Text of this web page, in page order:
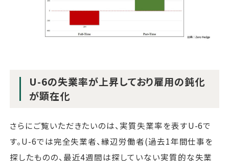
U-6の失業率が上昇しており雇用の鈍化
が顕在化
さらにご覧いただきたいのは、実質失業率を表すU-6で
す。U-6では完全失業者、縁辺労働者(過去1年間仕事を
探したものの、最近4週間は探していない実質的な失業